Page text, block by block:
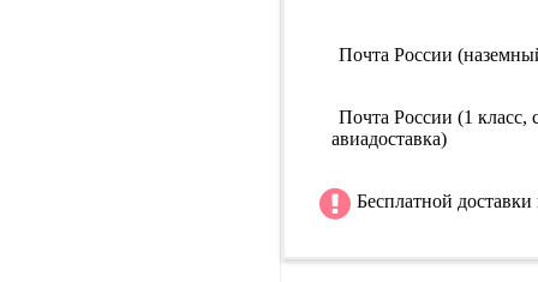
Почта России
Почта России (1 класс,
авиадоставка)
Бесплатной доставки